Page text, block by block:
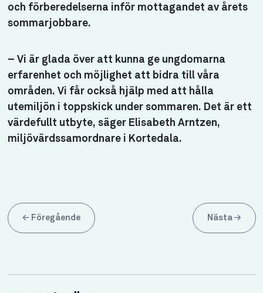
och förberedelserna inför mottagandet av årets
sommarjobbare.
– Vi är glada över att kunna ge ungdomarna
erfarenhet och möjlighet att bidra till våra
områden. Vi får också hjälp med att hålla
utemiljön i toppskick under sommaren. Det är ett
värdefullt utbyte, säger Elisabeth Arntzen,
miljövärdssamordnare i Kortedala.
← Föregående Nästa →